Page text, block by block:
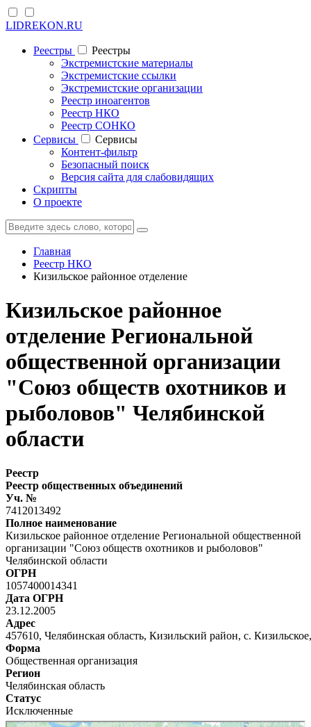
LIDREKON.RU
Реестры
Реестры
Экстремистские материалы
Экстремистские ссылки
Экстремистские организации
Реестр иноагентов
Реестр НКО
Реестр СОНКО
Cервисы
Cервисы
Контент-фильтр
Безопасный поиск
Версия сайта для слабовидящих
Скрипты
О проекте
Главная
Реестр НКО
Кизильское районное отделение
Кизильское районное
отделение Региональной
общественной организации
"Союз обществ охотников и
рыболовов" Челябинской
области
Реестр
Реестр общественных объединений
Уч. №
7412013492
Полное наименование
Кизильское районное отделение Региональной общественной
организации "Союз обществ охотников и рыболовов"
Челябинской области
ОГРН
1057400014341
Дата ОГРН
23.12.2005
Адрес
457610, Челябинская область, Кизильский район, с.
Форма
Общественная организация
Регион
Челябинская область
Статус
Исключенные